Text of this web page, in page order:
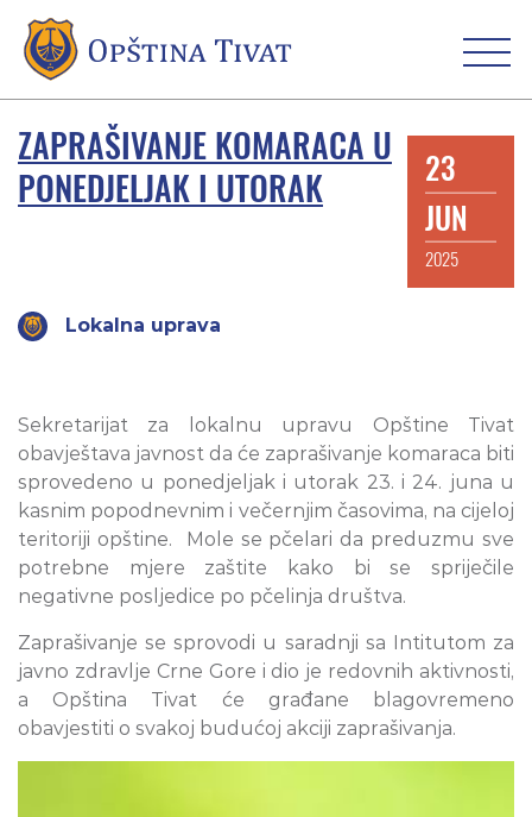
ZAPRAŠIVANJE KOMARACA U
PONEDJELJAK I UTORAK
23
JUN
2025
Lokalna uprava
Sekretarijat za lokalnu upravu Opštine Tivat
obavještava javnost da će zaprašivanje komaraca biti
sprovedeno u ponedjeljak i utorak 23. i 24. juna u
kasnim popodnevnim i večernjim časovima, na cijeloj
teritoriji opštine. Mole se pčelari da preduzmu sve
potrebne mjere zaštite kako bi se spriječile
negativne posljedice po pčelinja društva.
Zaprašivanje se sprovodi u saradnji sa Intitutom za
javno zdravlje Crne Gore i dio je redovnih aktivnosti,
a Opština Tivat će građane blagovremeno
obavjestiti o svakoj budućoj akciji zaprašivanja.